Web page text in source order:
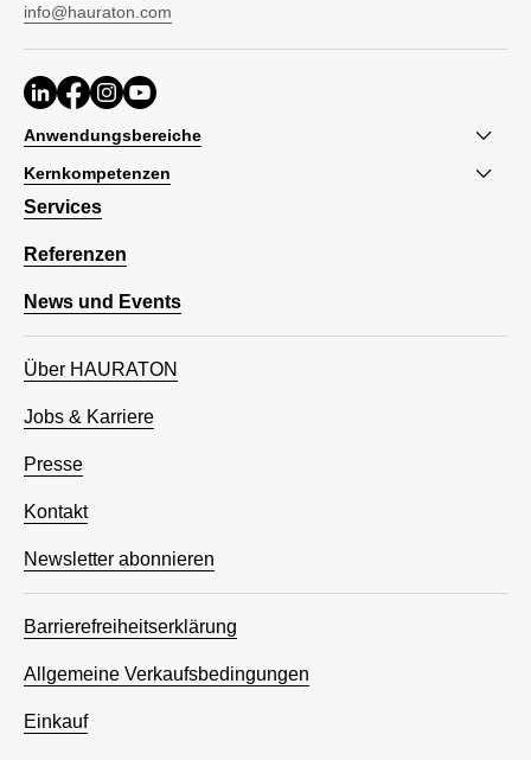
info@hauraton.com
Anwendungsbereiche
Kernkompetenzen
Services
Referenzen
News und Events
Über HAURATON
Jobs & Karriere
Presse
Kontakt
Newsletter abonnieren
Barrierefreiheitserklärung
Allgemeine Verkaufsbedingungen
Einkauf